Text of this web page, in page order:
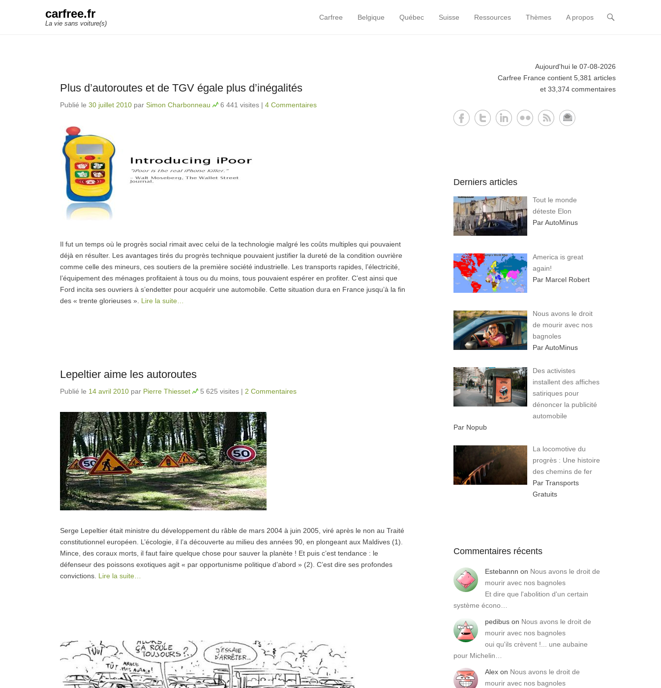
carfree.fr
La vie sans voiture(s)
Primary Menu
Skip to content
Carfree Belgique Québec Suisse Ressources Thèmes A propos
Plus d’autoroutes et de TGV égale plus d’inégalités
Publié le 30 juillet 2010 par Simon Charbonneau 6 441 visites | 4 Commentaires
Il fut un temps où le progrès social rimait avec celui de la technologie malgré les coûts multiples qui pouvaient
déjà en résulter. Les avantages tirés du progrès technique pouvaient justifier la dureté de la condition ouvrière
comme celle des mineurs, ces soutiers de la première société industrielle. Les transports rapides, l’électricité,
l’équipement des ménages profitaient à tous ou du moins, tous pouvaient espérer en profiter. C’est ainsi que
Ford incita ses ouvriers à s’endetter pour acquérir une automobile. Cette situation dura en France jusqu’à la fin
des « trente glorieuses ». Lire la suite…
Lepeltier aime les autoroutes
Publié le 14 avril 2010 par Pierre Thiesset 5 625 visites | 2 Commentaires
Serge Lepeltier était ministre du développement du râble de mars 2004 à juin 2005, viré après le non au Traité
constitutionnel européen. L’écologie, il l’a découverte au milieu des années 90, en plongeant aux Maldives (1).
Mince, des coraux morts, il faut faire quelque chose pour sauver la planète ! Et puis c’est tendance : le
défenseur des poissons exotiques agit « par opportunisme politique d’abord » (2). C’est dire ses profondes
convictions. Lire la suite…
Aujourd'hui le 07-08-2026
Carfree France contient 5,381 articles
et 33,374 commentaires
Derniers articles
Tout le monde
déteste Elon
Par AutoMinus
America is great
again!
Par Marcel Robert
Nous avons le droit
de mourir avec nos
bagnoles
Par AutoMinus
Des activistes
installent des affiches
satiriques pour
dénoncer la publicité
automobile
Par Nopub
La locomotive du
progrès : Une histoire
des chemins de fer
Par Transports
Gratuits
Commentaires récents
Estebannn on Nous avons le droit de
mourir avec nos bagnoles
Et dire que l'abolition d'un certain
système écono…
pedibus on Nous avons le droit de
mourir avec nos bagnoles
oui qu'ils crèvent !... une aubaine
pour Michelin…
Alex on Nous avons le droit de
mourir avec nos bagnoles